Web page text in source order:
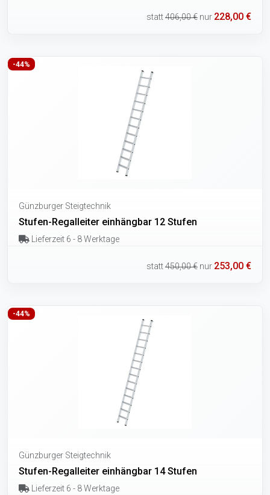
statt406,00 € nur 228,00 €
-44%
Günzburger Steigtechnik
Stufen-Regalleiter einhängbar 12 Stufen
Lieferzeit 6 - 8 Werktage
statt450,00 € nur 253,00 €
-44%
Günzburger Steigtechnik
Stufen-Regalleiter einhängbar 14 Stufen
Lieferzeit 6 - 8 Werktage